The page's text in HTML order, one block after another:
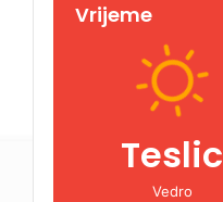
Vrijeme
Teslic
Vedro